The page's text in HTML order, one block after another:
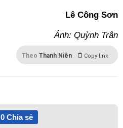
Lê Công Sơn
Ảnh: Quỳnh Trân
Theo Thanh Niên Copy link
0Chia sẻ